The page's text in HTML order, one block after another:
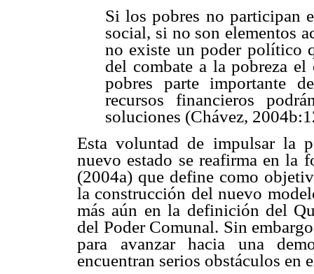
Si los pobres no participan
social, si no son elementos
no existe un poder político
del combate a la pobreza
pobres parte importante
recursos financieros
soluciones (Chávez,
Esta voluntad de impulsar la
nuevo estado se reafirma en la
(2004a) que define como
la construcción del nuevo
más aún en la definición del
del Poder Comunal. Sin
para avanzar hacia una
encuentran serios obstáculos en